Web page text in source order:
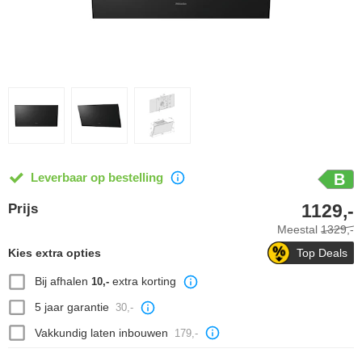
Leverbaar op bestelling B
Prijs
Meestal 1329,-
1129,-
Top Deals
Kies extra opties
Bij afhalen 10,-extra korting
5 jaar garantie
30,-
Vakkundig laten inbouwen 179,-